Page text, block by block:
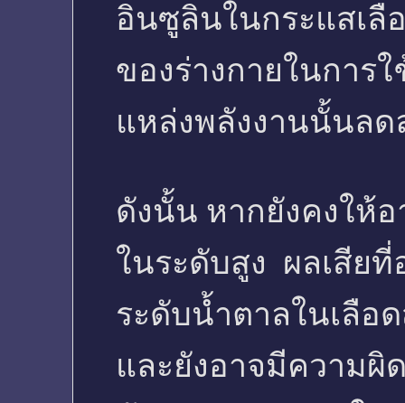
อินซูลินในกระแสเลื
ของร่างกายในการ
แหล่งพลังงานนั้นลด
ดังนั้น หากยังคงให้
ในระดับสูง ผลเสีย
ระดับน้ำตาลในเลือ
และยังอาจมีความผิ